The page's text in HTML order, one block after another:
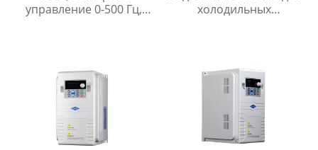
управление 0-500 Гц,
холодильных